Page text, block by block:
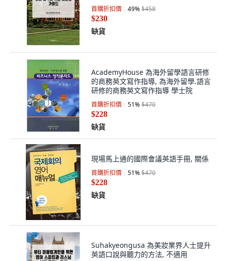
首購折扣價 49%$458
$230
缺貨
AcademyHouse 為海外留學語言研修
的商務英文寫作指導, 為海外留學.語言
研修的商務英文寫作指導 學士院
首購折扣價 51%$470
$228
缺貨
現場馬上通的國際會議英語手冊, 關係
首購折扣價 51%$470
$228
缺貨
Suhakyeongusa 為美妝業界人士提升
英語口說與聽力的方法, 不適用